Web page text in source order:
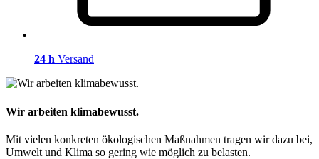
24 h Versand
Wir arbeiten klimabewusst.
Mit vielen konkreten ökologischen Maßnahmen tragen wir dazu bei,
Umwelt und Klima so gering wie möglich zu belasten.